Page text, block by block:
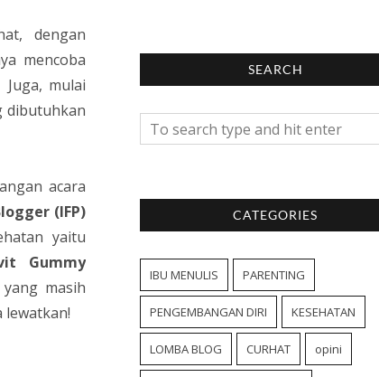
dengan
mencoba
mulai
dibutuhkan
acara
(IFP)
yaitu
Gummy
yang masih
lewatkan!
SEARCH
CATEGORIES
IBU MENULIS PARENTING
PENGEMBANGAN DIRI KESEHATAN
LOMBA BLOG CURHAT opini